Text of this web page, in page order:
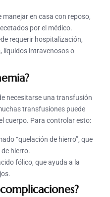
manejar en casa con reposo,
por el médico.
requerir hospitalización,
líquidos intravenosos o
necesitarse una transfusión
transfusiones puede
cuerpo. Para controlar esto:
“quelación de hierro”, que
hierro.
fólico, que ayuda a la